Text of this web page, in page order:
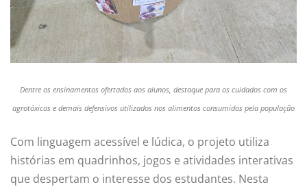
Dentre os ensinamentos ofertados aos alunos, destaque para os cuidados com os
agrotóxicos e demais defensivos utilizados nos alimentos consumidos pela população
Com linguagem acessível e lúdica, o projeto utiliza
histórias em quadrinhos, jogos e atividades interativas
que despertam o interesse dos estudantes. Nesta